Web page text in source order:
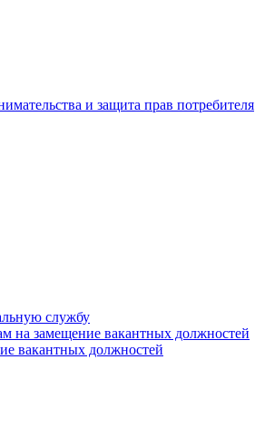
и защита прав потребителя
службу
на замещение вакантных должностей
вакантных должностей